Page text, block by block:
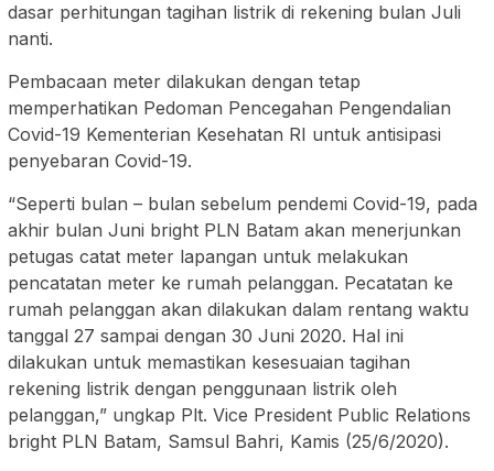
dasar perhitungan tagihan listrik di rekening bulan Juli
nanti.
Pembacaan meter dilakukan dengan tetap
memperhatikan Pedoman Pencegahan Pengendalian
Covid-19 Kementerian Kesehatan RI untuk antisipasi
penyebaran Covid-19.
“Seperti bulan – bulan sebelum pendemi Covid-19, pada
akhir bulan Juni bright PLN Batam akan menerjunkan
petugas catat meter lapangan untuk melakukan
pencatatan meter ke rumah pelanggan. Pecatatan ke
rumah pelanggan akan dilakukan dalam rentang waktu
tanggal 27 sampai dengan 30 Juni 2020. Hal ini
dilakukan untuk memastikan kesesuaian tagihan
rekening listrik dengan penggunaan listrik oleh
pelanggan,” ungkap Plt. Vice President Public Relations
bright PLN Batam, Samsul Bahri, Kamis (25/6/2020).